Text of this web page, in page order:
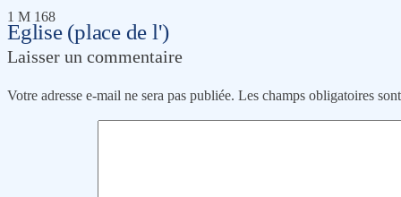
Eglise (place de l')
1 M 168
Laisser un commentaire
Votre adresse e-mail ne sera pas publiée. Les champs obligatoires